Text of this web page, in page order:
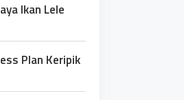
Ikan Lele
Plan Keripik